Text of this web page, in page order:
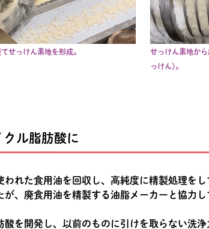
せっけん素地を形成。
せっけん素地か
っけん)。
ル脂肪酸に
れた食用油を回収し、高純度に精製処理を
、廃食用油を精製する油脂メーカーと協力し
を開発し、以前のものに引けを取らない洗